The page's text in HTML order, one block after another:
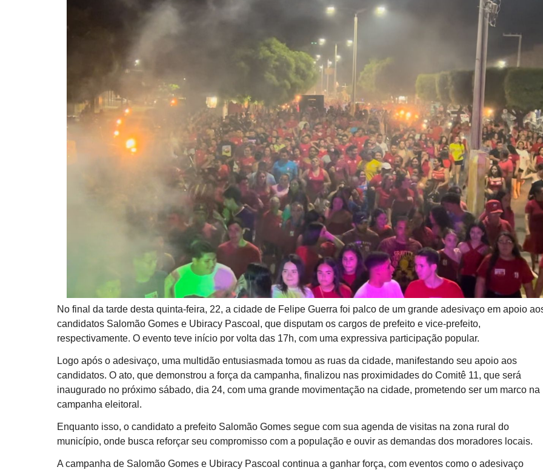
No final da tarde desta quinta-feira, 22, a cidade de Felipe Guerra foi palco de um grande adesivaço em apoio
candidatos Salomão Gomes e Ubiracy Pascoal, que disputam os cargos de prefeito e vice-prefeito,
respectivamente. O evento teve início por volta das 17h, com uma expressiva participação popular.
Logo após o adesivaço, uma multidão entusiasmada tomou as ruas da cidade, manifestando seu apoio aos
candidatos. O ato, que demonstrou a força da campanha, finalizou nas proximidades do Comitê 11, que será
inaugurado no próximo sábado, dia 24, com uma grande movimentação na cidade, prometendo ser um marco na
campanha eleitoral.
Enquanto isso, o candidato a prefeito Salomão Gomes segue com sua agenda de visitas na zona rural do
município, onde busca reforçar seu compromisso com a população e ouvir as demandas dos moradores locais.
A campanha de Salomão Gomes e Ubiracy Pascoal continua a ganhar força, com eventos como o adesivaço